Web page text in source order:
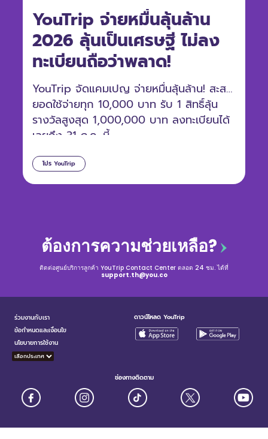
YouTrip จ่ายหมื่นลุ้นล้าน
2026 ลุ้นเป็นเศรษฐี ไม่ลง
ทะเบียนถือว่าพลาด!
โปร YouTrip
YouTrip จัดแคมเปญ จ่ายหมื่นลุ้นล้าน! สะสม
ยอดใช้จ่ายทุก 10,000 บาท รับ 1 สิทธิ์ลุ้น
รางวัลสูงสุด 1,000,000 บาท ลงทะเบียนได้
เลยถึง 31 ก.ค. นี้
ต้องการความช่วยเหลือ?
ติดต่อศูนย์บริการลูกค้า YouTrip Contact Center ตลอด 24 ชม. ได้ที่
support.th@you.co
ร่วมงานกับเรา
ข้อกำหนดและเงื่อนไข
นโยบายการใช้งาน
ดาวน์โหลด YouTrip
ช่องทางติดตาม